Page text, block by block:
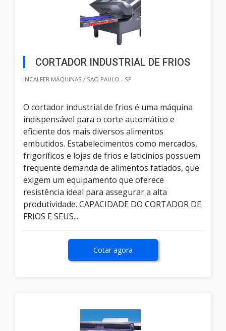
CORTADOR INDUSTRIAL DE FRIOS
INCALFER MÁQUINAS / SAO PAULO - SP
O cortador industrial de frios é uma máquina
indispensável para o corte automático e
eficiente dos mais diversos alimentos
embutidos. Estabelecimentos como mercados,
frigoríficos e lojas de frios e laticínios possuem
frequente demanda de alimentos fatiados, que
exigem um equipamento que oferece
resistência ideal para assegurar a alta
produtividade. CAPACIDADE DO CORTADOR DE
FRIOS E SEUS...
Cotar agora